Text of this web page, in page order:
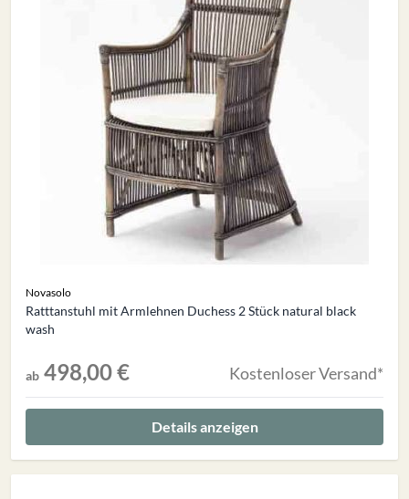
Novasolo
Ratttanstuhl mit Armlehnen Duchess 2 Stück natural black
wash
ab 498,00 € Kostenloser Versand*
Details anzeigen